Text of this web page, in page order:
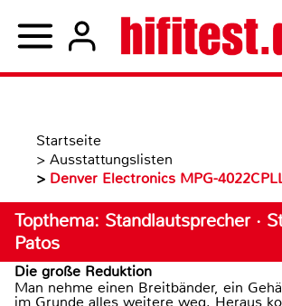
Startseite
> Ausstattungslisten
> Denver Electronics MPG-
Topthema: Standlautsprecher ·
Patos
Die große Reduktion
Man nehme einen Breitbänder, ein
im Grunde alles weitere weg. Heraus